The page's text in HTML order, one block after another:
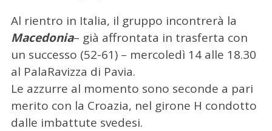
Al rientro in Italia, il gruppo incontrerà la
Macedonia– già affrontata in trasferta con
un successo (52-61) – mercoledì 14 alle 18.30
al PalaRavizza di Pavia.
Le azzurre al momento sono seconde a pari
merito con la Croazia, nel girone H condotto
dalle imbattute svedesi.